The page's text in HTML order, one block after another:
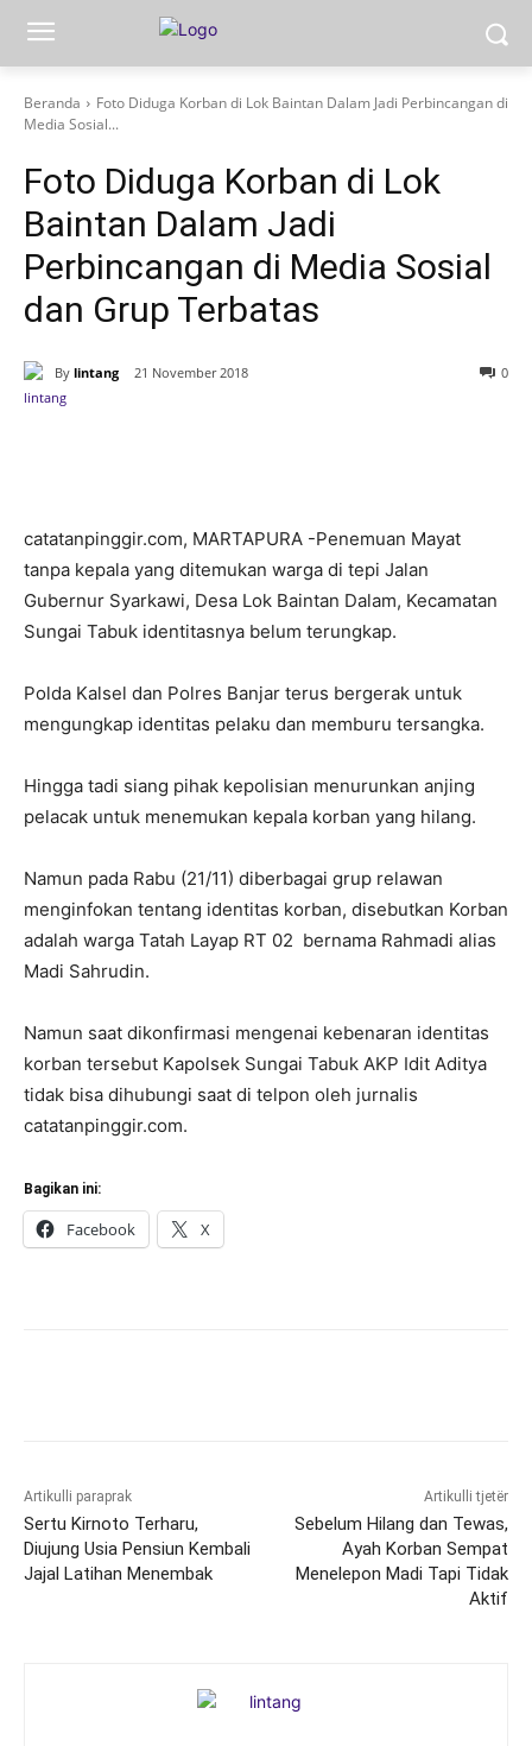
Beranda
Foto Diduga Korban di Lok Baintan Dalam Jadi Perbincangan di
Media Sosial...
Foto Diduga Korban di Lok
Baintan Dalam Jadi
Perbincangan di Media Sosial
dan Grup Terbatas
By lintang 21 November 2018 0
catatanpinggir.com, MARTAPURA -Penemuan Mayat
tanpa kepala yang ditemukan warga di tepi Jalan
Gubernur Syarkawi, Desa Lok Baintan Dalam, Kecamatan
Sungai Tabuk identitasnya belum terungkap.
Polda Kalsel dan Polres Banjar terus bergerak untuk
mengungkap identitas pelaku dan memburu tersangka.
Hingga tadi siang pihak kepolisian menurunkan anjing
pelacak untuk menemukan kepala korban yang hilang.
Namun pada Rabu (21/11) diberbagai grup relawan
menginfokan tentang identitas korban, disebutkan Korban
adalah warga Tatah Layap RT 02 bernama Rahmadi alias
Madi Sahrudin.
Namun saat dikonfirmasi mengenai kebenaran identitas
korban tersebut Kapolsek Sungai Tabuk AKP Idit Aditya
tidak bisa dihubungi saat di telpon oleh jurnalis
catatanpinggir.com.
Bagikan ini:
Facebook X
Artikulli paraprak
Sertu Kirnoto Terharu,
Diujung Usia Pensiun Kembali
Jajal Latihan Menembak
Artikulli tjetër
Sebelum Hilang dan Tewas,
Ayah Korban Sempat
Menelepon Madi Tapi Tidak
Aktif